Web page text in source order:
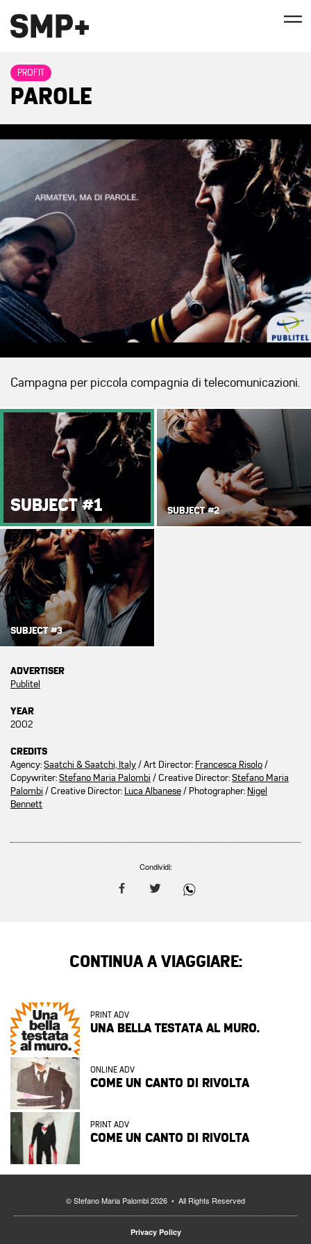
PROFIT
PAROLE
Campagna per piccola compagnia di telecomunicazioni.
SUBJECT #1 SUBJECT #2
SUBJECT #3
ADVERTISER
Publitel
YEAR
2002
CREDITS
Agency:Saatchi & Saatchi, Italy/ Art Director: Francesca Risolo/
Copywriter:Stefano Maria Palombi / Creative Director:Stefano Maria
Palombi / Creative Director: Luca Albanese/ Photographer: Nigel
Bennett
Condividi:
CONTINUA A VIAGGIARE:
PRINT ADV
UNA BELLA TESTATA AL MURO.
ONLINE ADV
COME UN CANTO DI RIVOLTA
PRINT ADV
COME UN CANTO DI RIVOLTA
© Stefano Maria Palombi 2026 • All Rights Reserved
Privacy Policy